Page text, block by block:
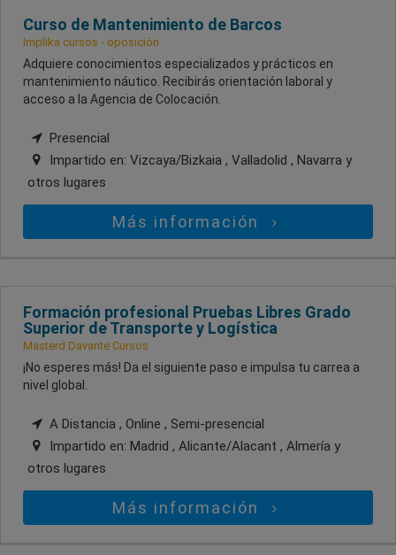
Curso de Mantenimiento de Barcos
Implika cursos - oposición
Adquiere conocimientos especializados y prácticos en
mantenimiento náutico. Recibirás orientación laboral y
acceso a la Agencia de Colocación.
Presencial
Impartido en: Vizcaya/Bizkaia , Valladolid , Navarra y
otros lugares
Más información
Formación profesional Pruebas Libres Grado
Superior de Transporte y Logística
Masterd Davante Cursos
¡No esperes más! Da el siguiente paso e impulsa tu carrea a
nivel global.
A Distancia , Online , Semi-presencial
Impartido en: Madrid , Alicante/Alacant , Almería y
otros lugares
Más información